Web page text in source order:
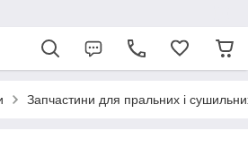
Запчастини для пральних і